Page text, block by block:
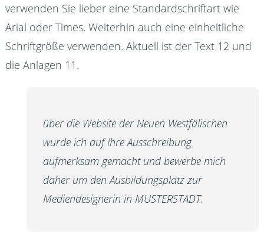
verwenden Sie lieber eine Standardschriftart wie
Arial oder Times. Weiterhin auch eine einheitliche
Schriftgröße verwenden. Aktuell ist der Text 12 und
die Anlagen 11.
über die Website der Neuen Westfälischen
wurde ich auf Ihre Ausschreibung
aufmerksam gemacht und bewerbe mich
daher um den Ausbildungsplatz zur
Mediendesignerin in MUSTERSTADT.